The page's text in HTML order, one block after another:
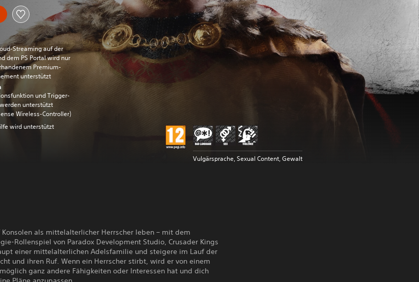
Streaming auf der
dem PS Portal wird nur
Premium-
unterstützt
und Trigger-
unterstützt
Wireless-Controller)
wird unterstützt
Vulgärsprache, Sexual Content, Gewalt
als mittelalterlicher Herrscher leben – mit dem
Rollenspiel von Paradox Development Studio, Crusader Kings
einer mittelalterlichen Adelsfamilie und steigere im Lauf der
und ihren Ruf. Wenn ein Herrscher stirbt, wird er von einem
ganz andere Fähigkeiten oder Interessen hat und dich